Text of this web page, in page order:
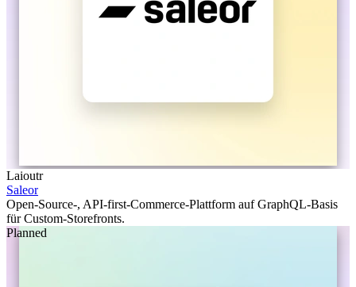
Laioutr
Saleor
Open-Source-, API-first-Commerce-Plattform auf GraphQL-Basis
für Custom-Storefronts.
Planned